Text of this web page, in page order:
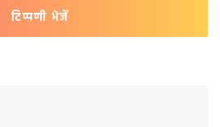
टिप्पणी भेजें